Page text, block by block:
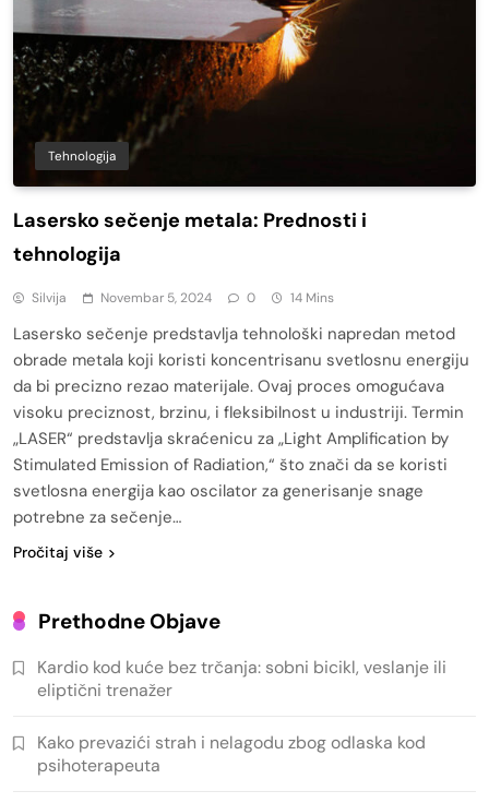
Tehnologija
Lasersko sečenje metala: Prednosti i
tehnologija
Silvija Novembar 5, 2024 0 14 Mins
Lasersko sečenje predstavlja tehnološki napredan metod
obrade metala koji koristi koncentrisanu svetlosnu energiju
da bi precizno rezao materijale. Ovaj proces omogućava
visoku preciznost, brzinu, i fleksibilnost u industriji. Termin
„LASER“ predstavlja skraćenicu za „Light Amplification by
Stimulated Emission of Radiation,“ što znači da se koristi
svetlosna energija kao oscilator za generisanje snage
potrebne za sečenje…
Pročitaj više
Prethodne Objave
Kardio kod kuće bez trčanja: sobni bicikl, veslanje ili
eliptični trenažer
Kako prevazići strah i nelagodu zbog odlaska kod
psihoterapeuta